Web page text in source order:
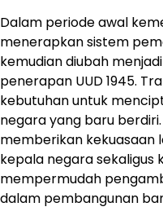
Dalam periode awal
menerapkan sistem
kemudian diubah
penerapan UUD 1945.
kebutuhan untuk
negara yang baru
memberikan kekuasaan
kepala negara sekaligus
mempermudah
dalam pembangunan